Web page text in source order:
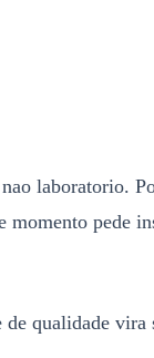
laboratorio.
momento pede
qualidade